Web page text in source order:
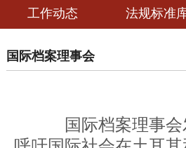
工作动态 法规标准
国际档案理事会
国际档案理事